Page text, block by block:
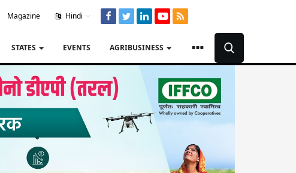
Magazine Hindi
STATES EVENTS AGRIBUSINESS